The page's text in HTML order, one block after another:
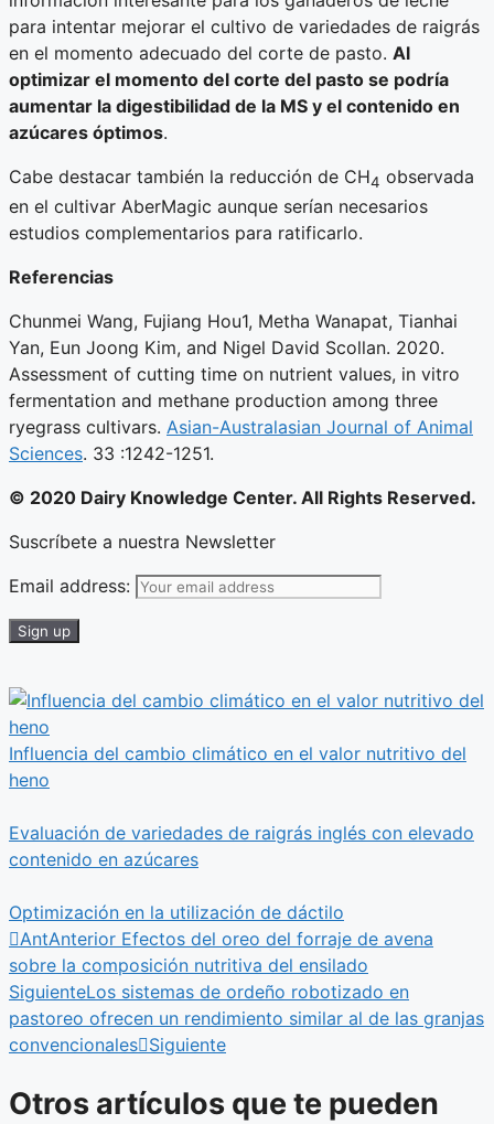
para intentar mejorar el cultivo de variedades de raigrás
en el momento adecuado del corte de pasto. Al
optimizar el momento del corte del pasto se podría
aumentar la digestibilidad de la MS y el contenido en
azúcares óptimos.
Cabe destacar también la reducción de CH4 observada
en el cultivar AberMagic aunque serían necesarios
estudios complementarios para ratificarlo.
Referencias
Chunmei Wang, Fujiang Hou1, Metha Wanapat, Tianhai
Yan, Eun Joong Kim, and Nigel David Scollan. 2020.
Assessment of cutting time on nutrient values, in vitro
fermentation and methane production among three
ryegrass cultivars. Asian-Australasian Journal of Animal
Sciences. 33 :1242-1251.
© 2020 Dairy Knowledge Center. All Rights Reserved.
Suscríbete a nuestra Newsletter
Email address:
Influencia del cambio climático en el valor nutritivo del
heno
Evaluación de variedades de raigrás inglés con elevado
contenido en azúcares
Optimización en la utilización de dáctilo
AntAnterior Efectos del oreo del forraje de avena
sobre la composición nutritiva del ensilado
SiguienteLos sistemas de ordeño robotizado en
pastoreo ofrecen un rendimiento similar al de las granjas
convencionales Siguiente
Otros artículos que te pueden